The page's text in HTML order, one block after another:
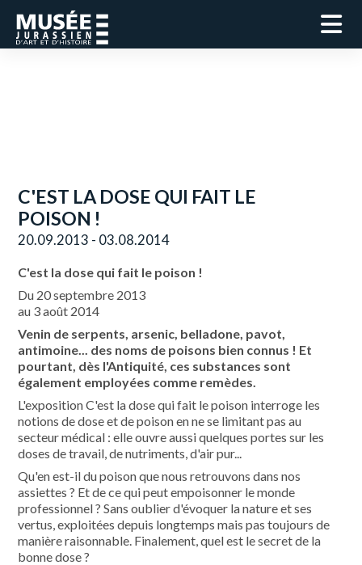
C'EST LA DOSE QUI FAIT LE
POISON !
20.09.2013 - 03.08.2014
C'est la dose qui fait le poison !
Du 20 septembre 2013
au 3 août 2014
Venin de serpents, arsenic, belladone, pavot,
antimoine... des noms de poisons bien connus ! Et
pourtant, dès l'Antiquité, ces substances sont
également employées comme remèdes.
L'exposition C'est la dose qui fait le poison interroge les
notions de dose et de poison en ne se limitant pas au
secteur médical : elle ouvre aussi quelques portes sur les
doses de travail, de nutriments, d'air pur...
Qu'en est-il du poison que nous retrouvons dans nos
assiettes ? Et de ce qui peut empoisonner le monde
professionnel ? Sans oublier d'évoquer la nature et ses
vertus, exploitées depuis longtemps mais pas toujours de
manière raisonnable. Finalement, quel est le secret de la
bonne dose ?